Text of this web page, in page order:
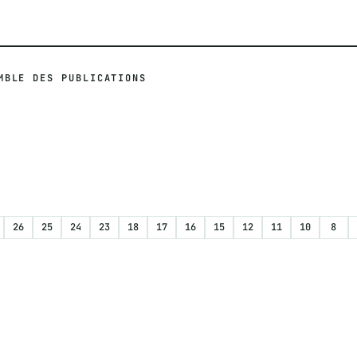
DES PUBLICATIONS
26 25 24 23 18 17 16 15 12 11 10 8